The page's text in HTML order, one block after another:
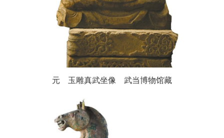
元 玉雕真武坐像 武当博物馆藏